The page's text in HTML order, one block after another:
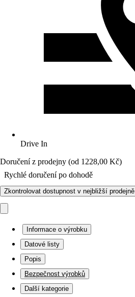
Drive In
Doručení z prodejny (od 1228,00 Kč)
Rychlé doručení po dohodě
Zkontrolovat dostupnost v nejbližší prodejně
Informace o výrobku
Datové listy
Popis
Bezpečnost výrobků
Další kategorie